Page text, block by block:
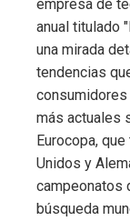
empresa de
anual titulado
una mirada
tendencias
más actuales
Eurocopa,
Unidos y
campeonatos
búsqueda